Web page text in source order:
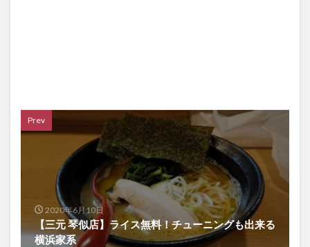
Prev
2020年6月10日
【三元 琴似店】ライス無料！チューニングも出来る
横浜家系